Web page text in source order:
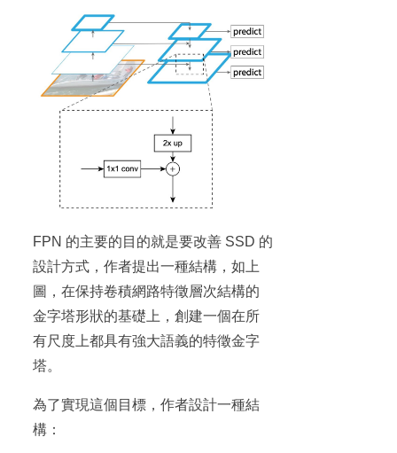
FPN 的主要的目的就是要改善 SSD 的
設計方式，作者提出一種結構，如上
圖，在保持卷積網路特徵層次結構的
金字塔形狀的基礎上，創建一個在所
有尺度上都具有強大語義的特徵金字
塔。
為了實現這個目標，作者設計一種結
構：